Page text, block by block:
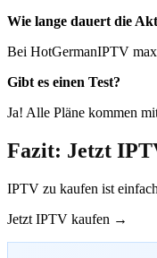
Wie lange dauert die
Bei HotGermanIPTV
Gibt es einen Test?
Ja! Alle Pläne kommen
Fazit: Jetzt
IPTV zu kaufen ist
Jetzt IPTV kaufen →